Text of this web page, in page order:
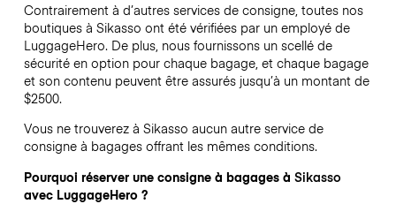
Contrairement à d’autres services de consigne,toutes nos
boutiques à Sikasso ont été vérifiées par un employé de
LuggageHero. De plus, nous fournissons un scellé de
sécurité en option pour chaque bagage, et chaque bagage
et son contenu peuvent être assurés jusqu’à un montant de
$2500.
Vous ne trouverez à Sikasso aucun autre service de
consigne à bagages offrant les mêmes conditions.
Pourquoi réserver une consigne à bagages à Sikasso
avec LuggageHero ?